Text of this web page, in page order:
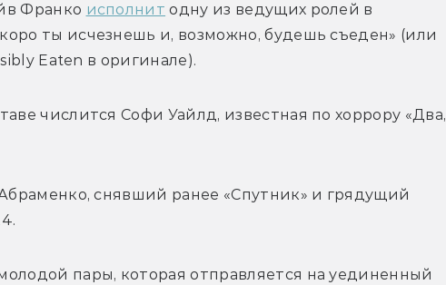
Франко исполнит одну из ведущих ролей в
ты исчезнешь и, возможно, будешь съеден» (или
Eaten в оригинале).
числится Софи Уайлд, известная по хоррору «Два,
снявший ранее «Спутник» и грядущий
пары, которая отправляется на уединенный